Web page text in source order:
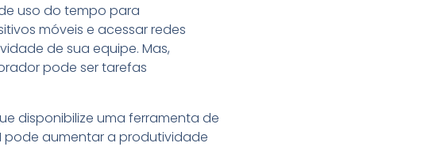
uso do tempo para
móveis e acessar redes
de sua equipe. Mas,
pode ser tarefas
disponibilize uma ferramenta de
pode aumentar a produtividade